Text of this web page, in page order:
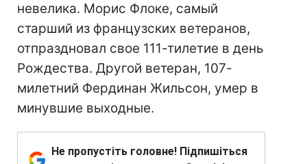
невелика. Морис Флоке, самый
старший из французских ветеранов,
отпраздновал свое 111-тилетие в день
Рождества. Другой ветеран, 107-
милетний Фердинан Жильсон, умер в
минувшие выходные.
Не пропустіть головне! Підпишіться